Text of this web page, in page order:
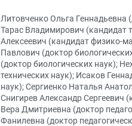
Литовченко Ольга Геннадьевна
Тарас Владимирович (кандидат
Алексеевич (кандидат физико-
Павлович (доктор
(доктор биологических наук);
технических наук); Исаков
наук); Сергиенко Наталья
Снигирев Александр Сергеевич
Вера Дмитриевна (доктор
Фанилевна (доктор